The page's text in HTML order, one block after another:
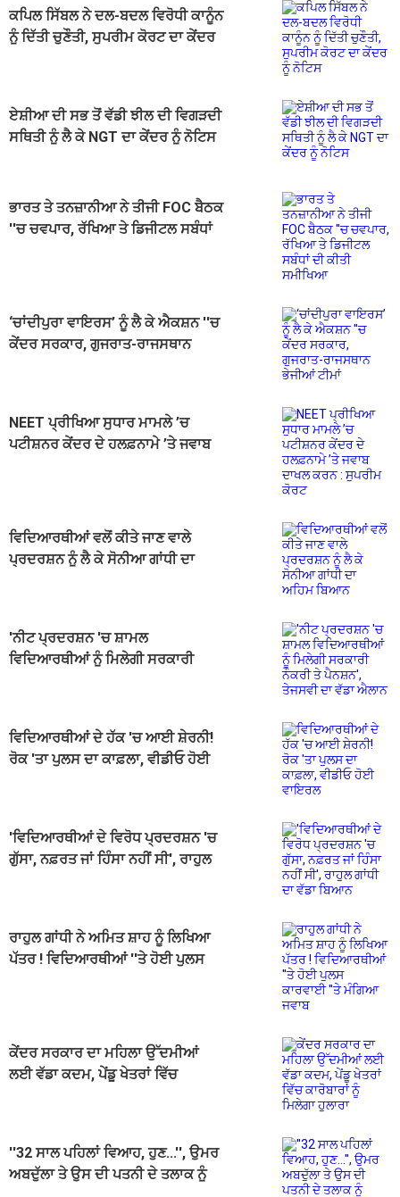
ਕਪਿਲ ਸਿੱਬਲ ਨੇ ਦਲ-ਬਦਲ ਵਿਰੋਧੀ ਕਾਨੂੰਨ
ਨੂੰ ਦਿੱਤੀ ਚੁਣੌਤੀ, ਸੁਪਰੀਮ ਕੋਰਟ ਦਾ ਕੇਂਦਰ
ਏਸ਼ੀਆ ਦੀ ਸਭ ਤੋਂ ਵੱਡੀ ਝੀਲ ਦੀ ਵਿਗੜਦੀ
ਸਥਿਤੀ ਨੂੰ ਲੈ ਕੇ NGT ਦਾ ਕੇਂਦਰ ਨੂੰ ਨੋਟਿਸ
ਭਾਰਤ ਤੇ ਤਨਜ਼ਾਨੀਆ ਨੇ ਤੀਜੀ FOC ਬੈਠਕ
''ਚ ਚਵਪਾਰ, ਰੱਖਿਆ ਤੇ ਡਿਜੀਟਲ ਸਬੰਧਾਂ
‘ਚਾਂਦੀਪੁਰਾ ਵਾਇਰਸ’ ਨੂੰ ਲੈ ਕੇ ਐਕਸ਼ਨ ''ਚ
ਕੇਂਦਰ ਸਰਕਾਰ, ਗੁਜਰਾਤ-ਰਾਜਸਥਾਨ
NEET ਪ੍ਰੀਖਿਆ ਸੁਧਾਰ ਮਾਮਲੇ ’ਚ
ਪਟੀਸ਼ਨਰ ਕੇਂਦਰ ਦੇ ਹਲਫ਼ਨਾਮੇ ’ਤੇ ਜਵਾਬ
ਵਿਦਿਆਰਥੀਆਂ ਵਲੋਂ ਕੀਤੇ ਜਾਣ ਵਾਲੇ
ਪ੍ਰਦਰਸ਼ਨ ਨੂੰ ਲੈ ਕੇ ਸੋਨੀਆ ਗਾਂਧੀ ਦਾ
'ਨੀਟ ਪ੍ਰਦਰਸ਼ਨ 'ਚ ਸ਼ਾਮਲ
ਵਿਦਿਆਰਥੀਆਂ ਨੂੰ ਮਿਲੇਗੀ ਸਰਕਾਰੀ
ਵਿਦਿਆਰਥੀਆਂ ਦੇ ਹੱਕ 'ਚ ਆਈ ਸ਼ੇਰਨੀ!
ਰੋਕ 'ਤਾ ਪੁਲਸ ਦਾ ਕਾਫ਼ਲਾ, ਵੀਡੀਓ ਹੋਈ
'ਵਿਦਿਆਰਥੀਆਂ ਦੇ ਵਿਰੋਧ ਪ੍ਰਦਰਸ਼ਨ 'ਚ
ਗੁੱਸਾ, ਨਫ਼ਰਤ ਜਾਂ ਹਿੰਸਾ ਨਹੀਂ ਸੀ', ਰਾਹੁਲ
ਰਾਹੁਲ ਗਾਂਧੀ ਨੇ ਅਮਿਤ ਸ਼ਾਹ ਨੂੰ ਲਿਖਿਆ
ਪੱਤਰ ! ਵਿਦਿਆਰਥੀਆਂ ''ਤੇ ਹੋਈ ਪੁਲਸ
ਕੇਂਦਰ ਸਰਕਾਰ ਦਾ ਮਹਿਲਾ ਉੱਦਮੀਆਂ
ਲਈ ਵੱਡਾ ਕਦਮ, ਪੇਂਡੂ ਖੇਤਰਾਂ ਵਿੱਚ
''32 ਸਾਲ ਪਹਿਲਾਂ ਵਿਆਹ, ਹੁਣ...'', ਉਮਰ
ਅਬਦੁੱਲਾ ਤੇ ਉਸ ਦੀ ਪਤਨੀ ਦੇ ਤਲਾਕ ਨੂੰ